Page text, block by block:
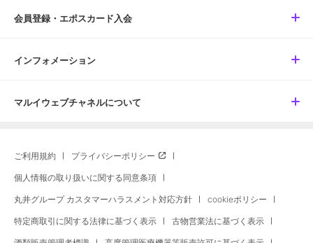
会員登録・エポスカード入会
インフォメーション
マルイウェブチャネルについて
ご利用規約 プライバシーポリシー
個人情報の取り扱いに関する同意条項
丸井グループ カスタマーハラスメント対応方針 cookieポリシー
特定商取引に関する法律に基づく表示 古物営業法に基づく表示